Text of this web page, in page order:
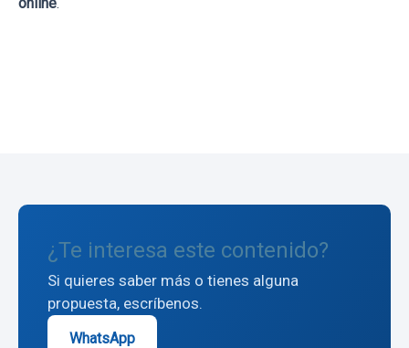
¿Te interesa este contenido?
Si quieres saber más o tienes alguna
propuesta, escríbenos.
WhatsApp